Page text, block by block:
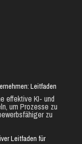
Leitfaden
effektive KI- und
um Prozesse zu
zu
Leitfaden für